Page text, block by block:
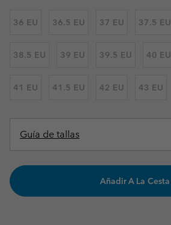
36 EU 36.5 EU 37 EU 37.5 EU
38.5 EU 39 EU 39.5 EU 40 EU
41 EU 41.5 EU 42 EU 43 EU
Guía de tallas
Añadir A La Cesta